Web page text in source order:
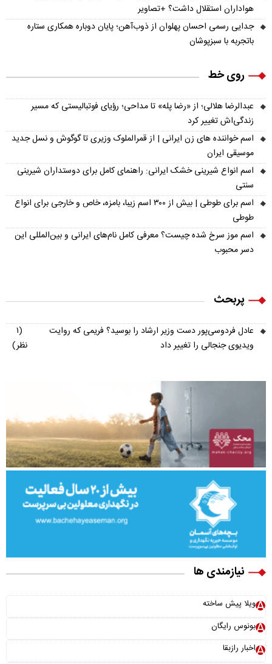
هواداران استقلال داشت؟ +تصاویر
جدایی رسمی احسان پهلوان از ذوب‌آهن؛ پایان دوباره همکاری ستاره
باتجربه با سبزپوشان
روی خط
عبدالرضا هلالی؛ از «رضا پله» تا مداحی؛ رؤیای فوتبالیستی که مسیر
زندگی‌اش تغییر کرد
اسم خواننده های زن ایرانی | از قمرالملوک وزیری تا گوگوش و نسل جدید
موسیقی ایران
اسم انواع شیرینی خشک ایرانی: راهنمای کامل برای دوستداران شیرینی
سنتی
اسم برای طوطی | بیش از ۳۰۰ اسم زیبا، بامزه، خاص و خارجی برای انواع
طوطی
اسم موز سرخ شده چیست؟ معرفی کامل نام‌های ایرانی و بین‌المللی این
دسر محبوب
پربحث
عادل فردوسی‌پور دست وزیر ارشاد را بوسید؟ فریمی که روایت
ویدیوی جنجالی را تغییر داد
(۱
نظر)
نیازمندی ها
ویلا پیش ساخته
بونوس رایگان
اخبار رازبقا